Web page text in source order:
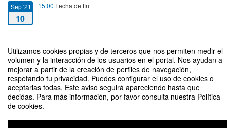
Utilizamos cookies propias y de terceros que nos permiten medir el
volumen y la interacción de los usuarios en el portal. Nos ayudan a
mejorar a partir de la creación de perfiles de navegación,
respetando tu privacidad. Puedes configurar el uso de cookies o
aceptarlas todas. Este aviso seguirá apareciendo hasta que
decidas. Para más información, por favor consulta nuestra Política
de cookies.
Sep '21
10
15:00 Fecha de fin
Jornadas Empresa, Economía y Sociedad
Organizado por Departamento de Dirección y Organización de Empresas,
Facultad de Economía y Empresa y Grupo de Investigación CREVALOR -
Universidad de Zaragoza